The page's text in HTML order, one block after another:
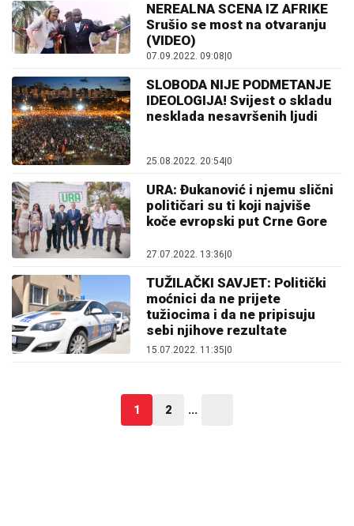
NEREALNA SCENA IZ AFRIKE
Srušio se most na otvaranju
(VIDEO)
07.09.2022. 09:08 0
SLOBODA NIJE PODMETANJE
IDEOLOGIJA! Svijest o skladu
nesklada nesavršenih ljudi
25.08.2022. 20:54|0
URA: Đukanović i njemu slični
političari su ti koji najviše
koče evropski put Crne Gore
27.07.2022. 13:36 0
TUŽILAČKI SAVJET: Politički
moćnici da ne prijete
tužiocima i da ne pripisuju
sebi njihove rezultate
15.07.2022. 11:35 0
1 2 ...